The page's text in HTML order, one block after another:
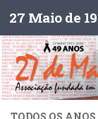
Skip to
27 Maio de